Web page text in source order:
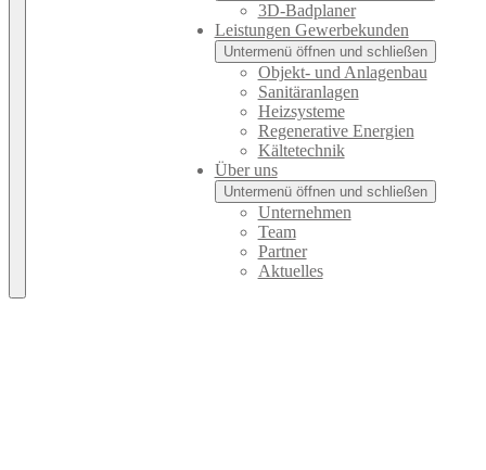
3D-Badplaner
Leistungen Gewerbekunden
Untermenü öffnen und schließen
Objekt- und Anlagenbau
Sanitäranlagen
Heizsysteme
Regenerative Energien
Kältetechnik
Über uns
Untermenü öffnen und schließen
Unternehmen
Team
Partner
Aktuelles